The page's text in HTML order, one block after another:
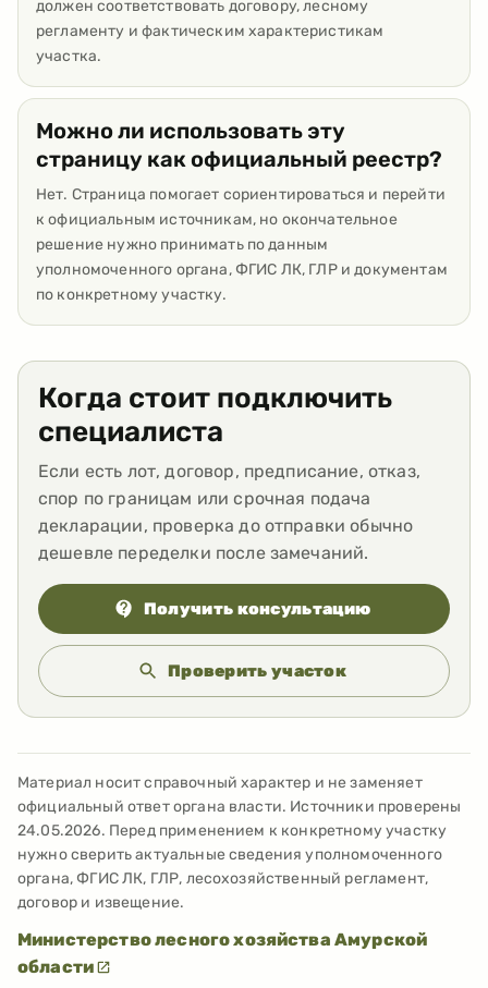
должен соответствовать договору, лесному
регламенту и фактическим характеристикам
участка.
Можно ли использовать эту
страницу как официальный реестр?
Нет. Страница помогает сориентироваться и перейти
к официальным источникам, но окончательное
решение нужно принимать по данным
уполномоченного органа, ФГИС ЛК, ГЛР и документам
по конкретному участку.
Когда стоит подключить
специалиста
Если есть лот, договор, предписание, отказ,
спор по границам или срочная подача
декларации, проверка до отправки обычно
дешевле переделки после замечаний.
Получить консультацию
Проверить участок
Материал носит справочный характер и не заменяет
официальный ответ органа власти. Источники проверены
24.05.2026. Перед применением к конкретному участку
нужно сверить актуальные сведения уполномоченного
органа, ФГИС ЛК, ГЛР, лесохозяйственный регламент,
договор и извещение.
Министерство лесного хозяйства Амурской
области